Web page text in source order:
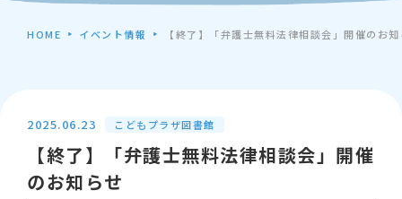
HOME イベント情報 【終了】「弁護士無料法律相談会」開催のお
2025.06.23 こどもプラザ図書館
【終了】「弁護士無料法律相談会」開催
のお知らせ